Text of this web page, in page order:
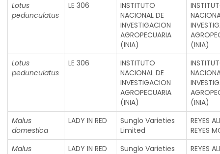
Lotus
pedunculatus
LE 306
INSTITUTO
NACIONAL DE
INVESTIGACION
AGROPECUARIA
(INIA)
(INIA)
Lotus
pedunculatus
LE 306
INSTITUTO
NACIONAL DE
INVESTIGACION
AGROPECUARIA
(INIA)
(INIA)
Malus
domestica
LADY IN RED
Sunglo Varieties
Limited
REYES
REYES
Malus
LADY IN RED
Sunglo Varieties
REYES